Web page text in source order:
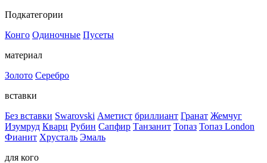
Подкатегории
Конго Одиночные Пусеты
материал
Золото Серебро
вставки
Без вставки Swarovski Аметист бриллиант Гранат Жемчуг
Изумруд Кварц Рубин Сапфир Танзанит Топаз Топаз London
Фианит Хрусталь Эмаль
для кого